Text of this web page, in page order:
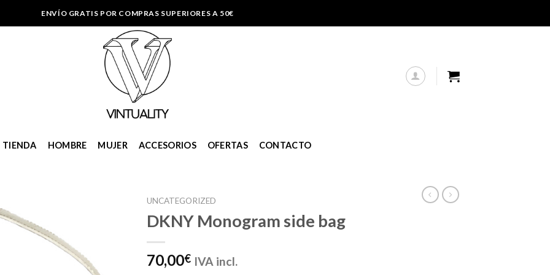
ENVÍO GRATIS POR COMPRAS SUPERIORES A 50€
TIENDA HOMBRE MUJER ACCESORIOS OFERTAS CONTACTO
UNCATEGORIZED
DKNY Monogram side bag
70,00€ IVA incl.